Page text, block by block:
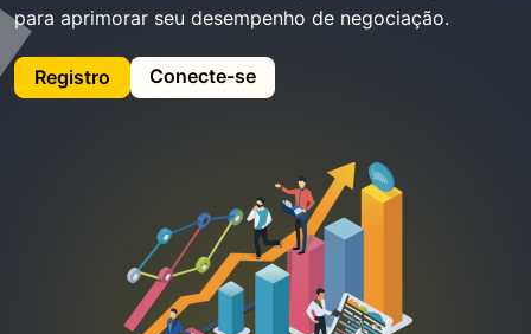
para aprimorar seu desempenho de negociação.
Registro Conecte-se